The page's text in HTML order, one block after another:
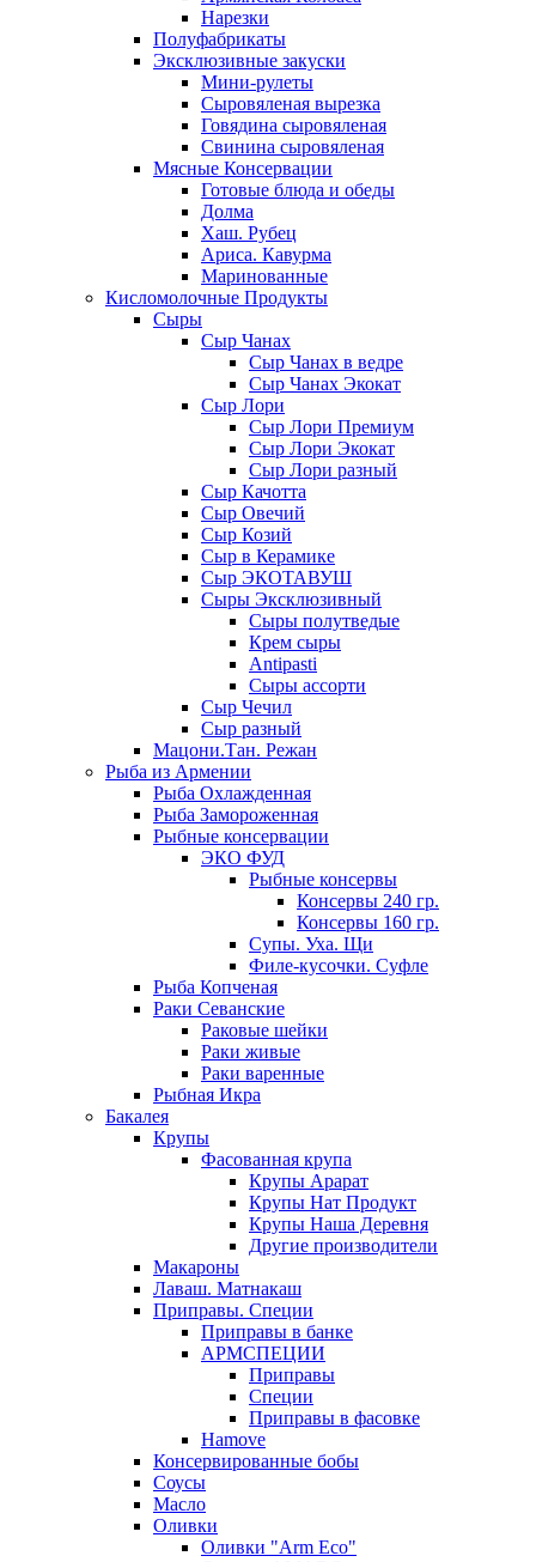
Нарезки
Полуфабрикаты
Эксклюзивные закуски
Мини-рулеты
Сыровяленая вырезка
Говядина сыровяленая
Свинина сыровяленая
Мясные Консервации
Готовые блюда и обеды
Долма
Хаш. Рубец
Ариса. Кавурма
Маринованные
Кисломолочные Продукты
Сыры
Сыр Чанах
Сыр Чанах в ведре
Сыр Чанах Экокат
Сыр Лори
Сыр Лори Премиум
Сыр Лори Экокат
Сыр Лори разный
Сыр Качотта
Сыр Овечий
Сыр Козий
Сыр в Керамике
Сыр ЭКОТАВУШ
Сыры Эксклюзивный
Сыры полутведые
Крем сыры
Antipasti
Сыры ассорти
Сыр Чечил
Сыр разный
Мацони.Тан. Режан
Рыба из Армении
Рыба Охлажденная
Рыба Замороженная
Рыбные консервации
ЭКО ФУД
Рыбные консервы
Консервы 240 гр.
Консервы 160 гр.
Супы. Уха. Щи
Филе-кусочки. Суфле
Рыба Копченая
Раки Севанские
Раковые шейки
Раки живые
Раки варенные
Рыбная Икра
Бакалея
Крупы
Фасованная крупа
Крупы Арарат
Крупы Нат Продукт
Крупы Наша Деревня
Другие производители
Макароны
Лаваш. Матнакаш
Приправы. Специи
Приправы в банке
АРМСПЕЦИИ
Приправы
Специи
Приправы в фасовке
Hamove
Консервированные бобы
Соусы
Масло
Оливки
Оливки "Arm Eco"